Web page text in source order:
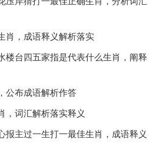
肖，成语释义解析落实
楼台四五家指是代表什么生肖，阐释
公布成语解析作答
，词汇解析落实释义
报主过一生打一最佳生肖，成语释义